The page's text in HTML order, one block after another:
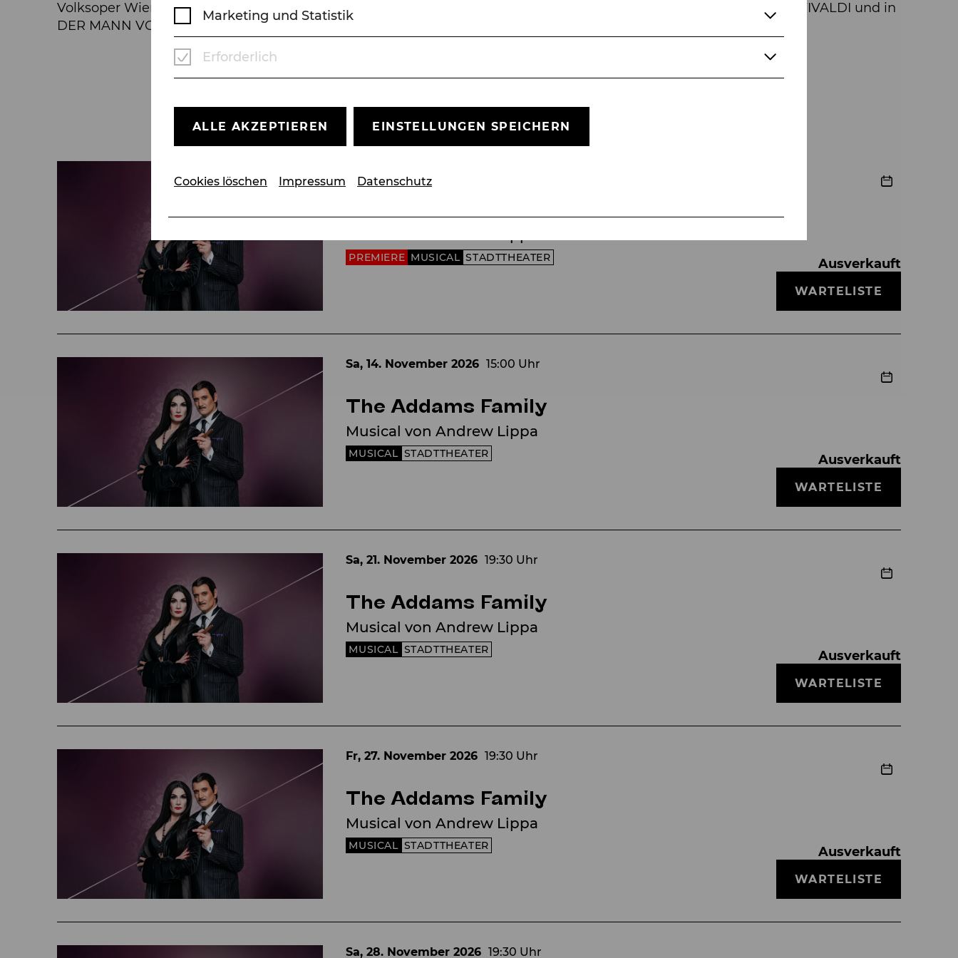
Marketing und Statistik
Erforderlich
ALLE AKZEPTIEREN EINSTELLUNGEN SPEICHERN
Cookies löschen Impressum Datenschutz
Volksoper Wien engagiert u.a. in DER VETTER AUS DINGSDA, MADAME POMPADOUR, DIE SPINNEN, DIE ROMER!, VIVALDI und in
DER MANN VON LA MANCHA. Ab Herbst 2022 ist er als Jack Favell in REBECCA im Raimund Theater zu sehen.
MUSICAL
PREMIERE STADTTHEATER Ausverkauft
WARTELISTE
MUSICAL
Sa, 14. November2026 15:00 Uhr
The Addams Family
Musical von Andrew Lippa
STADTTHEATER Ausverkauft
WARTELISTE
MUSICAL
Sa, 21. November2026 19:30 Uhr
The Addams Family
Musical von Andrew Lippa
STADTTHEATER Ausverkauft
WARTELISTE
MUSICAL
Fr, 27. November2026 19:30 Uhr
The Addams Family
Musical von Andrew Lippa
STADTTHEATER Ausverkauft
WARTELISTE
Sa, 28. November2026 19:30 Uhr